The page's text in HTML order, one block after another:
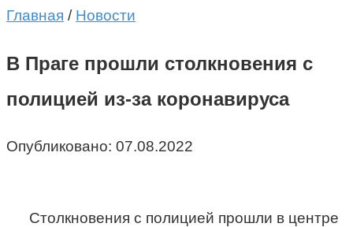
Главная / Новости
В Праге прошли столкновения с
полицией из-за коронавируса
Опубликовано: 07.08.2022
Столкновения с полицией прошли в центре